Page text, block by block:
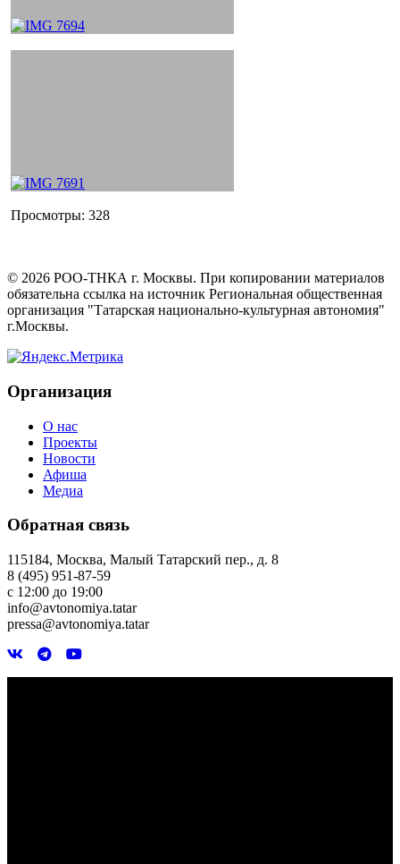
Просмотры: 328
© 2026 РОО-ТНКА г. Москвы. При копировании материалов
обязательна ссылка на источник Региональная общественная
организация "Татарская национально-культурная автономия"
г.Москвы.
Организация
О нас
Проекты
Новости
Афиша
Медиа
Обратная связь
115184, Москва, Малый Татарский пер., д. 8
8 (495) 951-87-59
с 12:00 до 19:00
info@avtonomiya.tatar
pressa@avtonomiya.tatar